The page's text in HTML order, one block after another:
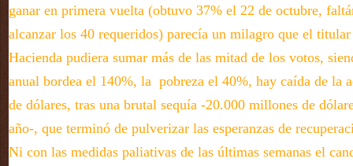
ganar en primera vuelta (obtuvo 37% el 22 de octubre,
alcanzar los 40 requeridos) parecía un milagro que el
Hacienda pudiera sumar más de las mitad de los votos,
anual bordea el 140%, la pobreza el 40%, hay caída de la
de dólares, tras una brutal sequía -20.000 millones de
año-, que terminó de pulverizar las esperanzas de
Ni con las medidas paliativas de las últimas semanas el